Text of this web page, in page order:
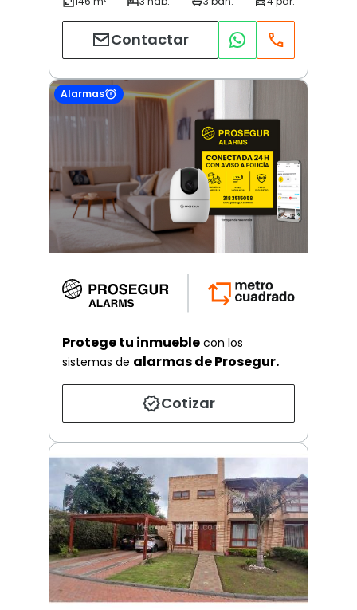
Contactar
Alarmas
Protege tu inmueble con los
sistemas de alarmas de Prosegur.
Cotizar